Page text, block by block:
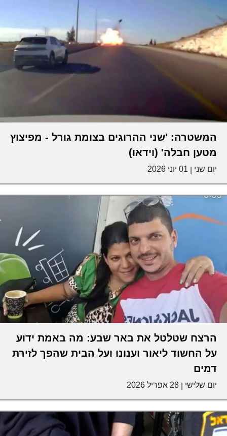
המשטרה: 'שני ההרוגים בצומת גורל - מפיצוץ
מטען חבלה' (וידאו)
יום שני 01 יוני 2026
הרצח שטלטל את באר שבע: מה באמת ידוע
על החשוד ליאור וענונו ועל הבית שהפך לזירת
דמים
יום שלישי 28 אפריל 2026